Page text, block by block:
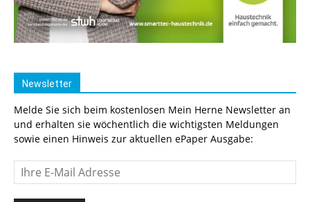
Newsletter
Melde Sie sich beim kostenlosen Mein Herne Newsletter an
und erhalten sie wöchentlich die wichtigsten Meldungen
sowie einen Hinweis zur aktuellen ePaper Ausgabe: